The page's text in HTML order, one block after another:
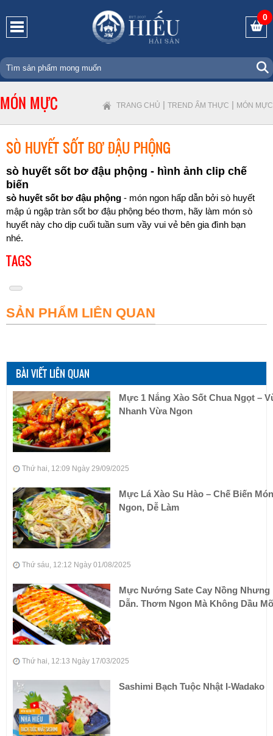
0
MÓN MỰC TRANG CHỦ | TREND ẨM THỰC | MÓN MỰC
SÒ HUYẾT SỐT BƠ ĐẬU PHỘNG
sò huyết sốt bơ đậu phộng - hình ảnh clip chế
biến
sò huyết sốt bơ đậu phộng - món ngon hấp dẫn bởi sò huyết
mập ú ngập tràn sốt bơ đậu phộng béo thơm, hãy làm món sò
huyết này cho dịp cuối tuần sum vầy vui vẻ bên gia đình bạn
nhé.
TAGS
SẢN PHẨM LIÊN QUAN
BÀI VIẾT LIÊN QUAN
Mực 1 Nắng Xào Sốt Chua Ngọt –
Nhanh Vừa Ngon
Thứ hai, 12:09 Ngày 29/09/2025
Mực Lá Xào Su Hào – Chế Biến Món
Ngon, Dễ Làm
Thứ sáu, 12:12 Ngày 01/08/2025
Mực Nướng Sate Cay Nồng Nhưng
Dẫn. Thơm Ngon Mà Không Dầu
Thứ hai, 12:13 Ngày 17/03/2025
Sashimi Bạch Tuộc Nhật I-Wadako